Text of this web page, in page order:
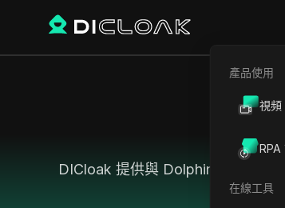
產品使用
視頻
RPA
在線工具
DICloak 提供與 Dolphin Anty 瀏覽